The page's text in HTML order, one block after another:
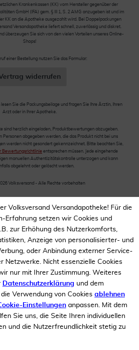
Krankenkassen (KK) vom Hersteller gegenüber der
GmbH (IFA) gem. § III 1, S. 2 AMG anzugeben ist und im
KK an die Apotheke ausgezahlt wird. Bei Doppelpackungen
Versandapotheke liefert schnell, zuverlässig und diskret.
überzeugen Sie sich von den vielen Vorteilen unseres Online-
Shops!
einer Bestellung nutzen Sie das Formular:
widerrufen
Sie die Packungsbeilage und fragen Sie Ihre Ärztin, Ihren
Arzt oder in Ihrer Apotheke.
sind herzlich eingeladen, Produktbewertungen abzugeben.
Personen abgegeben werden, die das Produkt nicht bei uns
werden nicht gesondert gekennzeichnet. Bitte beachten Sie,
Bewertungsrichtlinie entsprechen müssen. Jede eingehende
manuellen Authentizitätskontrolle unterzogen und kann
abgelehnt oder gelöscht werden.
Volksversand - Alle Rechte vorbehalten
Volksversand Versandapotheke! Für die
Erfahrung setzen wir Cookies und
zur Erhöhung des Nutzerkomforts,
Anzeige von personalisierter- und
oder Anbindung externer Service-
Netzwerke. Nicht essenzielle Cookies
nur mit Ihrer Zustimmung. Weiteres
Datenschutzerklärung und dem
Verwendung von Cookies ablehnen
Einstellungen anpassen. Mit dem
Sie uns, die Seite Ihren individuellen
und die Nutzerfreundlichkeit stetig zu